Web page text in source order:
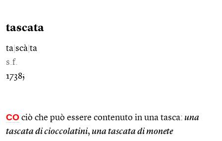
tascata
ta scà ta
s.f.
1738;
CO ciò che può essere contenuto in una tasca: una
tascata di cioccolatini, una tascata di monete